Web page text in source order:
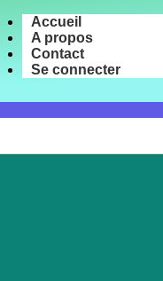
Accueil
A propos
Contact
Se connecter